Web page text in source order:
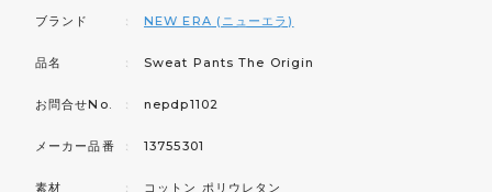
ブランド ： NEW ERA (ニューエラ)
品名 ： Sweat Pants The Origin
お問合せNo. ： nepdp1102
メーカー品番 ： 13755301
素材 ： コットン ポリウレタン